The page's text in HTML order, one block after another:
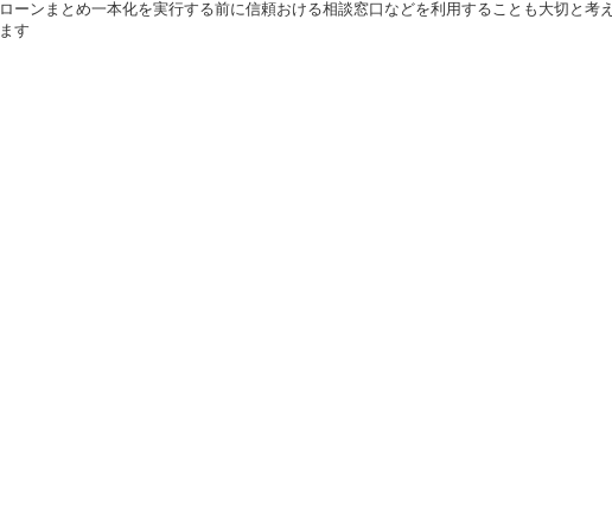
ローンまとめ一本化を実行する前に信頼おける相談窓口などを利用することも大切と考え
ます